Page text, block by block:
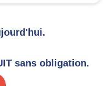
sans obligation.